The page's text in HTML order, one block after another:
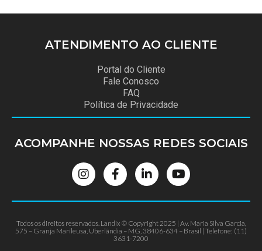
ATENDIMENTO AO CLIENTE
Portal do Cliente
Fale Conosco
FAQ
Política de Privacidade
ACOMPANHE NOSSAS REDES SOCIAIS
Todos os direitos reservados. Landix © Copyright 2025 | Av. Maria Silva Garcia,
575 – Granja Marileusa, Uberlândia – MG, 38406-634 – Brasil | Telefone: (11)
3631-7200